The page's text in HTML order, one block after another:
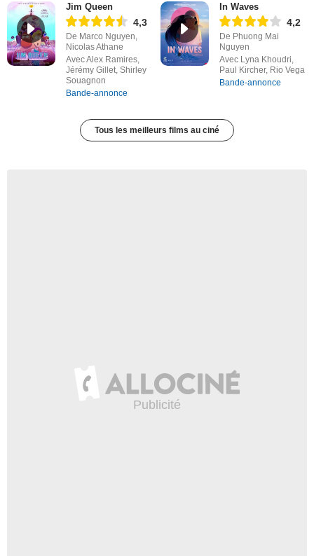
Jim Queen
4,3
De Marco Nguyen,
Nicolas Athane
Avec Alex Ramires,
Jérémy Gillet, Shirley
Souagnon
Bande-annonce
In Waves
4,2
De Phuong Mai
Nguyen
Avec Lyna Khoudri,
Paul Kircher, Rio Vega
Bande-annonce
Tous les meilleurs films au ciné